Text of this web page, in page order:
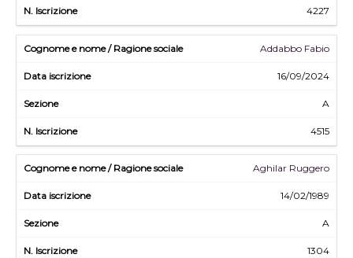
4227
Addabbo Fabio
16/09/2024
A
4515
Aghilar Ruggero
14/02/1989
A
1304